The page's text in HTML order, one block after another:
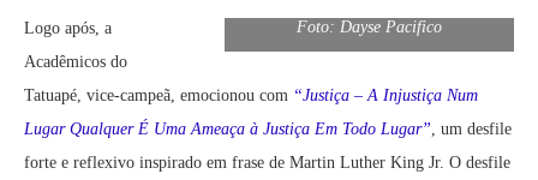
Foto: Dayse Pacifico
Logo após, a
Acadêmicos do
Tatuapé, vice-campeã, emocionou com “Justiça – A Injustiça Num
Lugar Qualquer É Uma Ameaça à Justiça Em Todo Lugar”, um desfile
forte e reflexivo inspirado em frase de Martin Luther King Jr. O desfile